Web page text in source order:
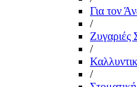
Για τον
/
Ζυγαριές
/
/